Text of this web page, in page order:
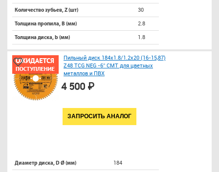
Количество зубьев, Z (шт) 30
Толщина пропила, B (мм) 2.8
Толщина диска, b (мм) 1.8
Пильный диск 184x1.8/1.2x20 (16-15,87)
Z48 TCG NEG -6° CMT для цветных
металлов и ПВХ
4 500 ₽
ЗАПРОСИТЬ АНАЛОГ
Диаметр диска, D Ø (мм) 184